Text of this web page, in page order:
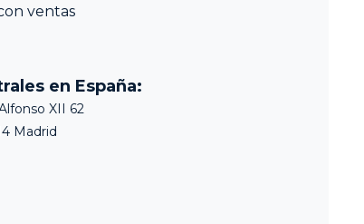
ventas
en España:
XII 62
Madrid